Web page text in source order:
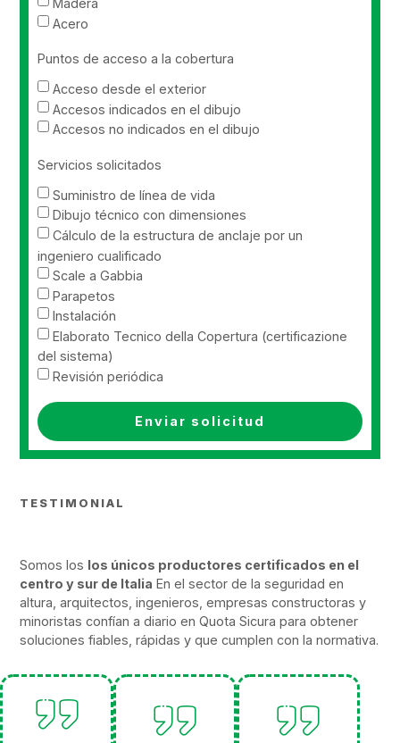
Acero
Puntos de acceso a la cobertura
Acceso desde el exterior
Accesos indicados en el dibujo
Accesos no indicados en el dibujo
Servicios solicitados
Suministro de línea de vida
Dibujo técnico con dimensiones
Cálculo de la estructura de anclaje por un
ingeniero cualificado
Scale a Gabbia
Parapetos
Instalación
Elaborato Tecnico della Copertura (certificazione
del sistema)
Revisión periódica
Enviar solicitud
TESTIMONIAL
Somos los los únicos productores certificados en el
centro y sur de Italia En el sector de la seguridad en
altura, arquitectos, ingenieros, empresas constructoras y
minoristas confían a diario en Quota Sicura para obtener
soluciones fiables, rápidas y que cumplen con la normativa.